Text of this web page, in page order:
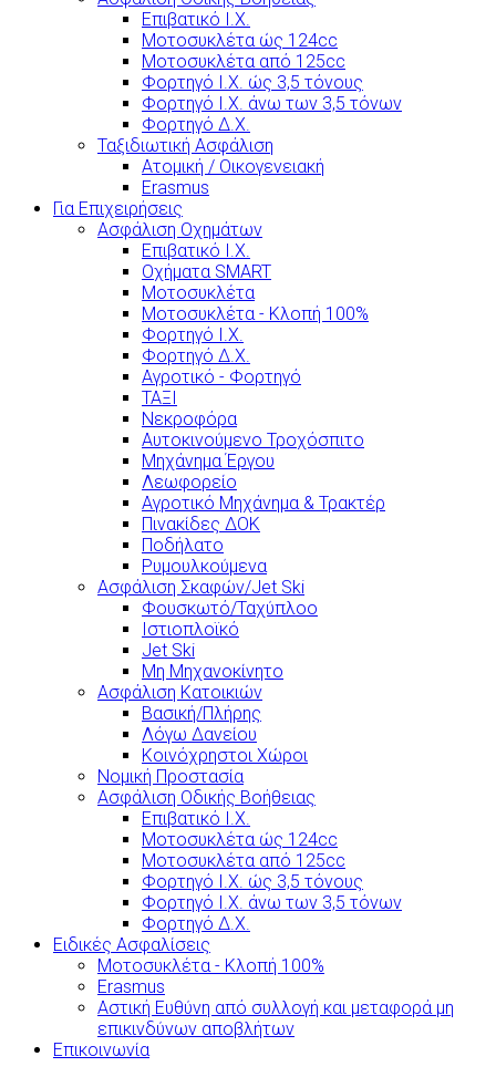
Επιβατικό Ι.Χ.
Μοτοσυκλέτα ώς 124cc
Μοτοσυκλέτα από 125cc
Φορτηγό Ι.Χ. ώς 3,5 τόνους
Φορτηγό Ι.Χ. άνω των 3,5 τόνων
Φορτηγό Δ.Χ.
Ταξιδιωτική Ασφάλιση
Ατομική / Οικογενειακή
Erasmus
Για Επιχειρήσεις
Ασφάλιση Οχημάτων
Επιβατικό Ι.Χ.
Οχήματα SMART
Μοτοσυκλέτα
Μοτοσυκλέτα - Κλοπή 100%
Φορτηγό Ι.Χ.
Φορτηγό Δ.Χ.
Αγροτικό - Φορτηγό
ΤΑΞΙ
Νεκροφόρα
Αυτοκινούμενο Τροχόσπιτο
Μηχάνημα Έργου
Λεωφορείο
Αγροτικό Μηχάνημα & Τρακτέρ
Πινακίδες ΔΟΚ
Ποδήλατο
Ρυμουλκούμενα
Ασφάλιση Σκαφών/Jet Ski
Φουσκωτό/Ταχύπλοο
Ιστιοπλοϊκό
Jet Ski
Μη Μηχανοκίνητο
Ασφάλιση Κατοικιών
Βασική/Πλήρης
Λόγω Δανείου
Κοινόχρηστοι Χώροι
Νομική Προστασία
Ασφάλιση Οδικής Βοήθειας
Επιβατικό Ι.Χ.
Μοτοσυκλέτα ώς 124cc
Μοτοσυκλέτα από 125cc
Φορτηγό Ι.Χ. ώς 3,5 τόνους
Φορτηγό Ι.Χ. άνω των 3,5 τόνων
Φορτηγό Δ.Χ.
Ειδικές Ασφαλίσεις
Μοτοσυκλέτα - Κλοπή 100%
Erasmus
Αστική Ευθύνη από συλλογή και μεταφορά μη
επικινδύνων αποβλήτων
Επικοινωνία